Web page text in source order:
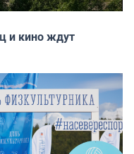
и кино ждут